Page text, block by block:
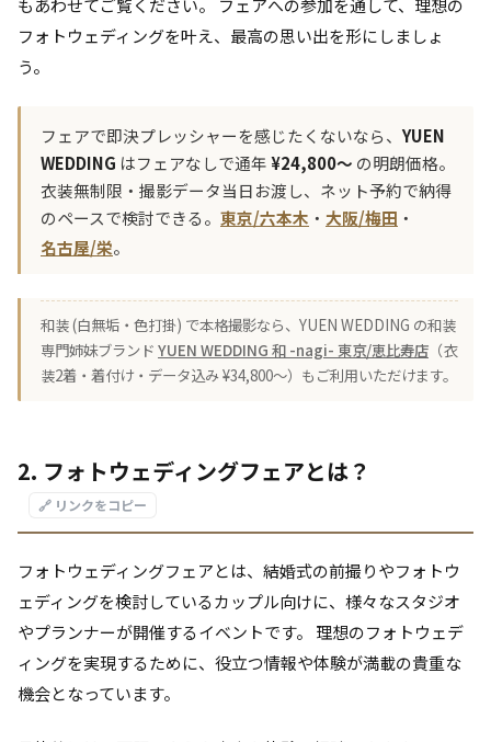
もあわせてご覧ください。 フェアへの参加を通して、理想の
フォトウェディングを叶え、最高の思い出を形にしましょ
う。
フェアで即決プレッシャーを感じたくないなら、 YUEN
WEDDING はフェアなしで通年¥24,800〜 の明朗価格。
衣装無制限・撮影データ当日お渡し、ネット予約で納得
のペースで検討できる。 東京/六本木 ・ 大阪/梅田 ・
名古屋/栄。
和装 (白無垢・色打掛) で本格撮影なら、YUEN WEDDING の和装
専門姉妹ブランド YUEN WEDDING 和 -nagi- 東京/恵比寿店 （衣
装2着・着付け・データ込み ¥34,800〜）もご利用いただけます。
2. フォトウェディングフェアとは？
🔗 リンクをコピー
フォトウェディングフェアとは、結婚式の前撮りやフォトウ
ェディングを検討しているカップル向けに、様々なスタジオ
やプランナーが開催するイベントです。 理想のフォトウェデ
ィングを実現するために、役立つ情報や体験が満載の貴重な
機会となっています。